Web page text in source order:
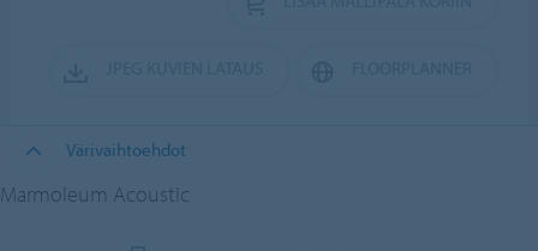
Värivaihtoehdot
Marmoleum Acoustic